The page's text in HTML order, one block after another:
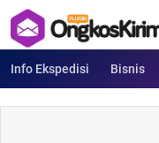
Info Ekspedisi Bisnis